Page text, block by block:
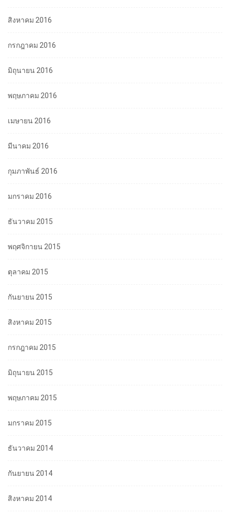
สิงหาคม 2016
กรกฎาคม 2016
มิถุนายน 2016
พฤษภาคม 2016
เมษายน 2016
มีนาคม 2016
กุมภาพันธ์ 2016
มกราคม 2016
ธันวาคม 2015
พฤศจิกายน 2015
ตุลาคม 2015
กันยายน 2015
สิงหาคม 2015
กรกฎาคม 2015
มิถุนายน 2015
พฤษภาคม 2015
มกราคม 2015
ธันวาคม 2014
กันยายน 2014
สิงหาคม 2014